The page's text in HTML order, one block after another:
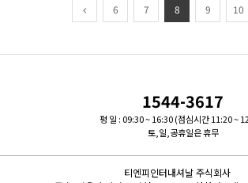
6 7 8 9 10
1544-3617
평 일 : 09:30 ~ 16:30 (점심시간 11:20 ~
토,일,공휴일은 휴무
티엔피인터내셔날 주식회사